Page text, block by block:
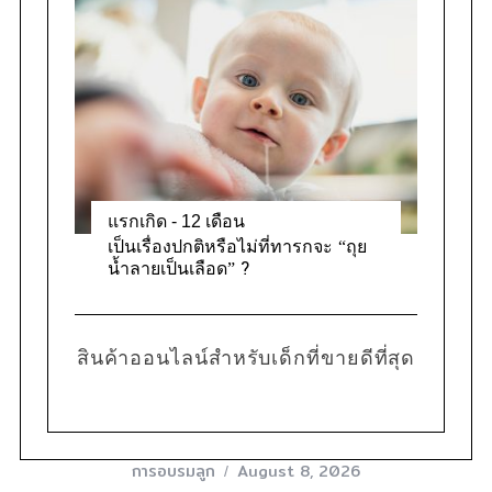
แรกเกิด - 12 เดือน
เป็นเรื่องปกติหรือไม่ที่ทารกจะ “ถุย
น้ำลายเป็นเลือด” ?
สินค้าออนไลน์สำหรับเด็กที่ขายดีที่สุด
การอบรมลูก August 8, 2026